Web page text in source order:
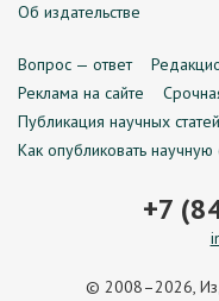
Об издательстве
Вопрос — ответ
Реклама на сайте
Публикация научных
Как опубликовать научную
+7
© 2008–2026,